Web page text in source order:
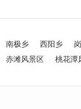
南极乡 西阳乡
赤滩风景区 桃花潭